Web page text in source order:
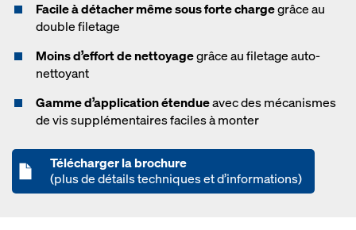
Facile à détacher même sous forte chargegrâce au
double filetage
Moins d’effort de nettoyagegrâce au filetage auto-
nettoyant
Gamme d’application étendueavec des mécanismes
de vis supplémentaires faciles à monter
Télécharger la brochure
(plus de détails techniques et d’informations)